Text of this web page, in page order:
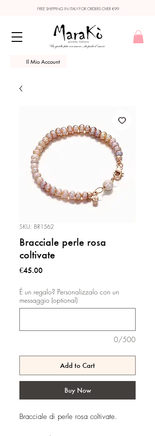
Il Mio Account
FREE SHIPPING IN ITALY FOR ORDERS OVER €99
SKU: BR1562
Bracciale perle rosa
coltivate
€45.00Price
É un regalo? Personalizzalo con un
messaggio (optional)
0/500
Add to Cart
Buy Now
Bracciale di perle rosa coltivate.